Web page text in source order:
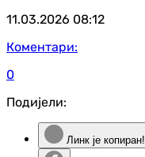
11.03.2026 08:12
Коментари:
0
Подијели:
Линк је копиран!